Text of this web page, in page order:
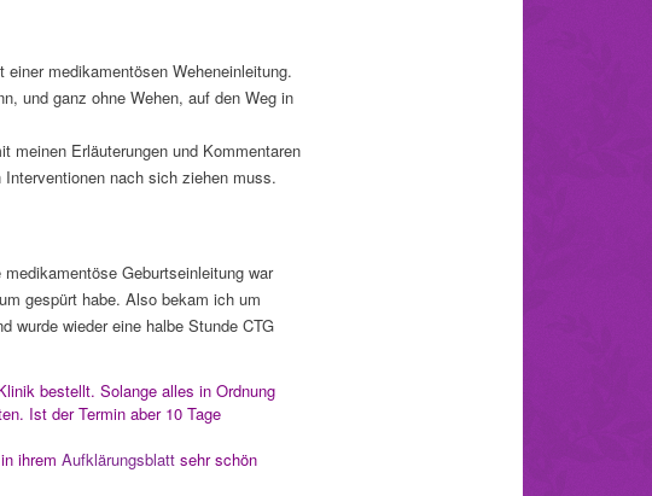
medikamentösen Weheneinleitung.
und ganz ohne Wehen, auf den Weg in
meinen Erläuterungen und Kommentaren
nach sich ziehen muss.
Geburtseinleitung war
gespürt habe. Also bekam ich um
wurde wieder eine halbe Stunde CTG
bestellt. Solange alles in Ordnung
Ist der Termin aber 10 Tage
ihrem Aufklärungsblatt sehr schön